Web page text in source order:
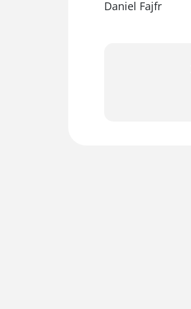
Daniel Fajfr